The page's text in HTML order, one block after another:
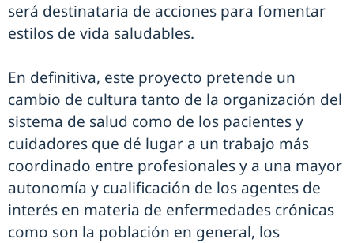
será destinataria de acciones para fomentar
estilos de vida saludables.
En definitiva, este proyecto pretende un
cambio de cultura tanto de la organización del
sistema de salud como de los pacientes y
cuidadores que dé lugar a un trabajo más
coordinado entre profesionales y a una mayor
autonomía y cualificación de los agentes de
interés en materia de enfermedades crónicas
como son la población en general, los